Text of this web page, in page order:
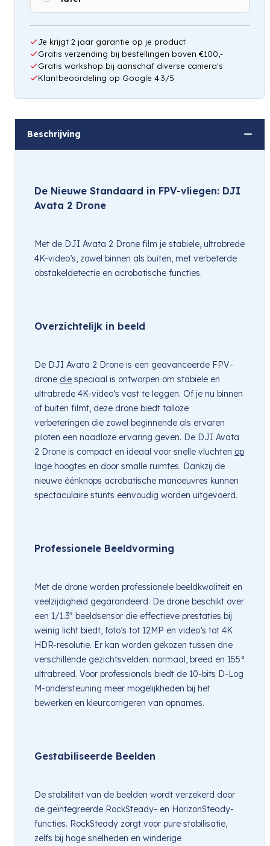
Je krijgt 2 jaar garantie op je product
Gratis verzending bij bestellingen boven €100,-
Gratis workshop bij aanschaf diverse camera's
Klantbeoordeling op Google 4.3/5
Beschrijving
De Nieuwe Standaard in FPV-vliegen: DJI
Avata 2 Drone
Met de DJI Avata 2 Drone film je stabiele, ultrabrede
4K-video’s, zowel binnen als buiten, met verbeterde
obstakeldetectie en acrobatische functies.
Overzichtelijk in beeld
De DJI Avata 2 Drone is een geavanceerde FPV-
drone die speciaal is ontworpen om stabiele en
ultrabrede 4K-video’s vast te leggen. Of je nu binnen
of buiten filmt, deze drone biedt talloze
verbeteringen die zowel beginnende als ervaren
piloten een naadloze ervaring geven. De DJI Avata
2 Drone is compact en ideaal voor snelle vluchten op
lage hoogtes en door smalle ruimtes. Dankzij de
nieuwe éénknops acrobatische manoeuvres kunnen
spectaculaire stunts eenvoudig worden uitgevoerd.
Professionele Beeldvorming
Met de drone worden professionele beeldkwaliteit en
veelzijdigheid gegarandeerd. De drone beschikt over
een 1/1.3″ beeldsensor die effectieve prestaties bij
weinig licht biedt, foto’s tot 12MP en video’s tot 4K
HDR-resolutie. Er kan worden gekozen tussen drie
verschillende gezichtsvelden: normaal, breed en 155°
ultrabreed. Voor professionals biedt de 10-bits D-Log
M-ondersteuning meer mogelijkheden bij het
bewerken en kleurcorrigeren van opnames.
Gestabiliseerde Beelden
De stabiliteit van de beelden wordt verzekerd door
de geïntegreerde RockSteady- en HorizonSteady-
functies. RockSteady zorgt voor pure stabilisatie,
zelfs bij hoge snelheden en winderige